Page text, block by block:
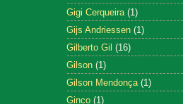
Gigi Cerqueira (1)
Gijs Andriessen (1)
Gilberto Gil (16)
Gilson (1)
Gilson Mendonça (1)
Ginco (1)